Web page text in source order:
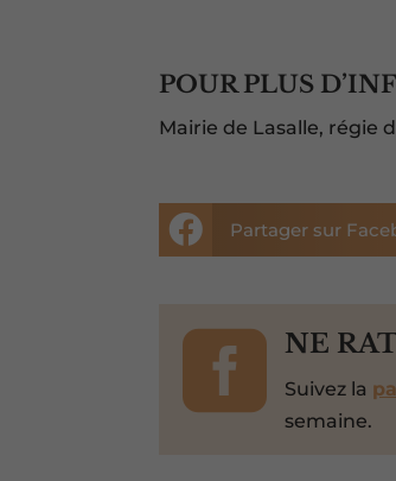
POUR PLUS
Mairie de Lasalle, régie
 Partager sur
 NE
Suivez la
semaine.